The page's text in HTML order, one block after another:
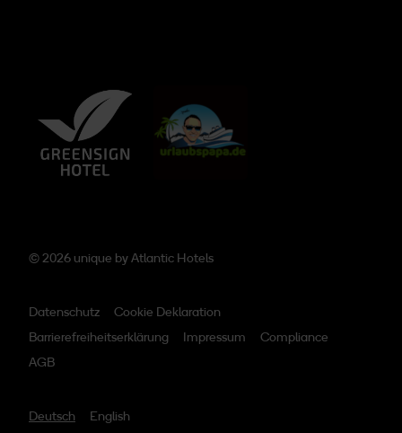
© 2026 unique byAtlantic Hotels
Datenschutz
Cookie Deklaration
Barrierefreiheitserklärung
Impressum
Compliance
AGB
Deutsch English